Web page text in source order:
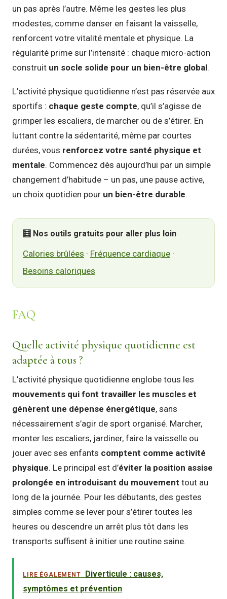
un pas après l’autre. Même les gestes les plus
modestes, comme danser en faisant la vaisselle,
renforcent votre vitalité mentale et physique. La
régularité prime sur l’intensité : chaque micro-action
construit un socle solide pour un bien-être global.
L’activité physique quotidienne n’est pas réservée aux
sportifs : chaque geste compte, qu’il s’agisse de
grimper les escaliers, de marcher ou de s’étirer. En
luttant contre la sédentarité, même par courtes
durées, vous renforcez votre santé physique et
mentale. Commencez dès aujourd’hui par un simple
changement d’habitude – un pas, une pause active,
un choix quotidien pour un bien-être durable.
🧮 Nos outils gratuits pour aller plus loin
Calories brûlées · Fréquence cardiaque ·
Besoins caloriques
FAQ
Quelle activité physique quotidienne est
adaptée à tous ?
L’activité physique quotidienne englobe tous les
mouvements qui font travailler les muscles et
génèrent une dépense énergétique, sans
nécessairement s’agir de sport organisé. Marcher,
monter les escaliers, jardiner, faire la vaisselle ou
jouer avec ses enfants comptent comme activité
physique. Le principal est d’éviter la position assise
prolongée en introduisant du mouvement tout au
long de la journée. Pour les débutants, des gestes
simples comme se lever pour s’étirer toutes les
heures ou descendre un arrêt plus tôt dans les
transports suffisent à initier une routine saine.
LIRE ÉGALEMENT
Diverticule : causes,
symptômes et prévention